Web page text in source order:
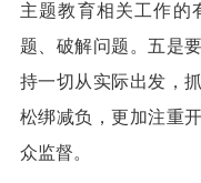
主题教育相关工作的
题、破解问题。五是
持一切从实际出发，
松绑减负，更加注重
众监督。